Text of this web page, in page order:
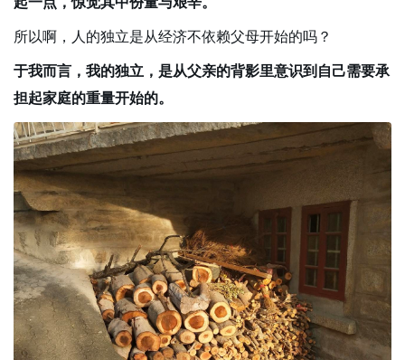
所以啊，人的独立是从经济不依赖父母开始的吗？
于我而言，我的独立，是从父亲的背影里意识到自己需要承
担起家庭的重量开始的。